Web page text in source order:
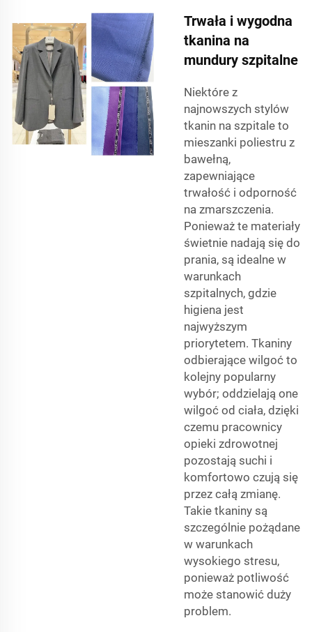
Trwała i wygodna
tkanina na
mundury szpitalne
Niektóre z
najnowszych stylów
tkanin na szpitale to
mieszanki poliestru z
bawełną,
zapewniające
trwałość i odporność
na zmarszczenia.
Ponieważ te materiały
świetnie nadają się do
prania, są idealne w
warunkach
szpitalnych, gdzie
higiena jest
najwyższym
priorytetem. Tkaniny
odbierające wilgoć to
kolejny popularny
wybór; oddzielają one
wilgoć od ciała, dzięki
czemu pracownicy
opieki zdrowotnej
pozostają suchi i
komfortowo czują się
przez całą zmianę.
Takie tkaniny są
szczególnie pożądane
w warunkach
wysokiego stresu,
ponieważ potliwość
może stanowić duży
problem.